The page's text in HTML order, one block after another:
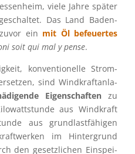
viele Jahre später
Das Land Baden-
ein mit Öl befeu­er­tes
soit qui mal y pense.
konven­tio­nelle Strom­
sind Windkraft­an­la­
Eigen­schaf­tenzu
aus Windkraft
aus grund­last­fä­hi­gen
im Hinter­grund
den gesetz­li­chen Einspei­